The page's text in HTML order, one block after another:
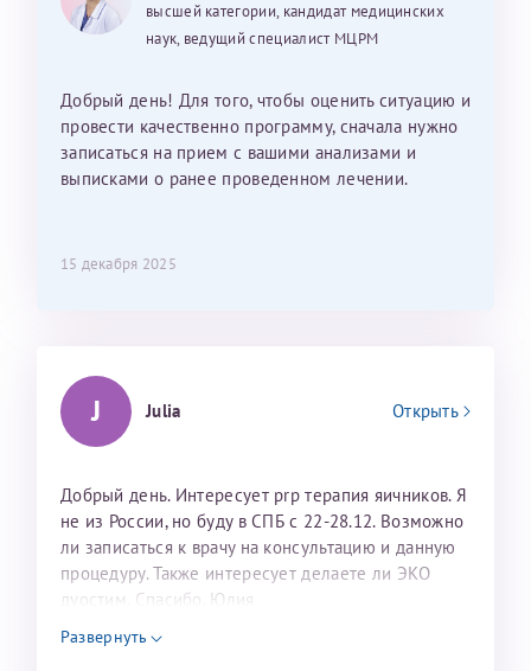
высшей категории, кандидат медицинских
наук, ведущий специалист МЦРМ
Добрый день! Для того, чтобы оценить ситуацию и
провести качественно программу, сначала нужно
записаться на прием с вашими анализами и
выписками о ранее проведенном лечении.
15 декабря 2025
J Julia Открыть
Добрый день. Интересует prp терапия яичников. Я
не из России, но буду в СПБ с 22-28.12. Возможно
ли записаться к врачу на консультацию и данную
процедуру. Также интересует делаете ли ЭКО
дуостим. Спасибо. Юлия
Развернуть